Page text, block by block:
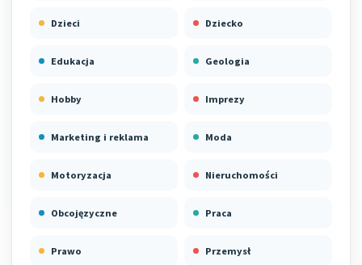
Dzieci Dziecko
Edukacja Geologia
Hobby Imprezy
Marketing i reklama Moda
Motoryzacja Nieruchomości
Obcojęzyczne Praca
Prawo Przemysł